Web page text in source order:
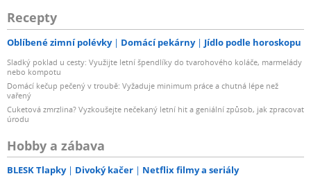
Recepty
Oblíbené zimní polévky Domácí pekárny Jídlo podle horoskopu
Sladký poklad u cesty: Využijte letní špendlíky do tvarohového koláče, marmelády
nebo kompotu
Domácí kečup pečený v troubě: Vyžaduje minimum práce a chutná lépe než
vařený
Cuketová zmrzlina? Vyzkoušejte nečekaný letní hit a geniální způsob, jak zpracovat
úrodu
Hobby a zábava
BLESK Tlapky Divoký kačer Netflix filmy a seriály